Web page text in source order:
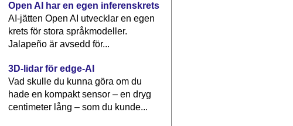
Open AI har en egen inferenskrets
AI-jätten Open AI utvecklar en egen
krets för stora språkmodeller.
Jalapeño är avsedd för...
3D-lidar för edge-AI
Vad skulle du kunna göra om du
hade en kompakt sensor – en dryg
centimeter lång – som du kunde...